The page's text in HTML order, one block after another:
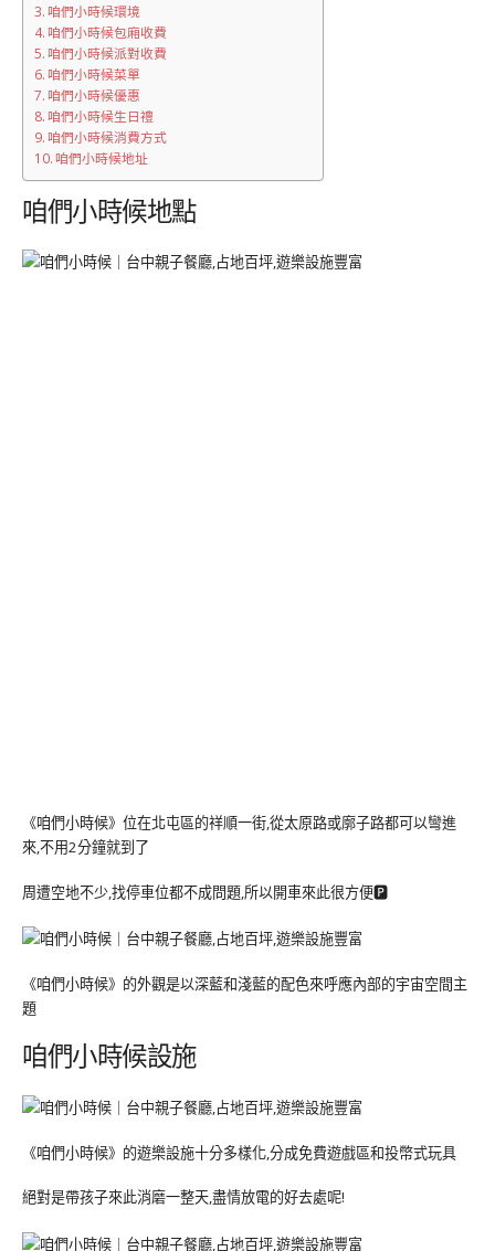
咱們小時候環境
咱們小時候包廂收費
咱們小時候派對收費
咱們小時候菜單
咱們小時候優惠
咱們小時候生日禮
咱們小時候消費方式
咱們小時候地址
咱們小時候地點
《咱們小時候》位在北屯區的祥順一街,從太原路或廓子路都可以彎進
來,不用2分鐘就到了
周遭空地不少,找停車位都不成問題,所以開車來此很方便🅿️
《咱們小時候》的外觀是以深藍和淺藍的配色來呼應內部的宇宙空間主
題
咱們小時候設施
《咱們小時候》的遊樂設施十分多樣化,分成免費遊戲區和投幣式玩具
絕對是帶孩子來此消磨一整天,盡情放電的好去處呢!